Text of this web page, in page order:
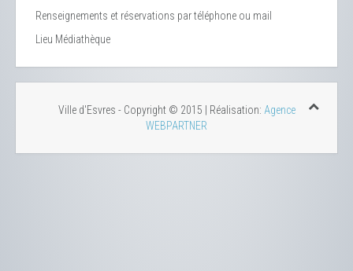
Renseignements et réservations par téléphone ou mail
Lieu Médiathèque
Ville d'Esvres - Copyright © 2015 | Réalisation: Agence
WEBPARTNER